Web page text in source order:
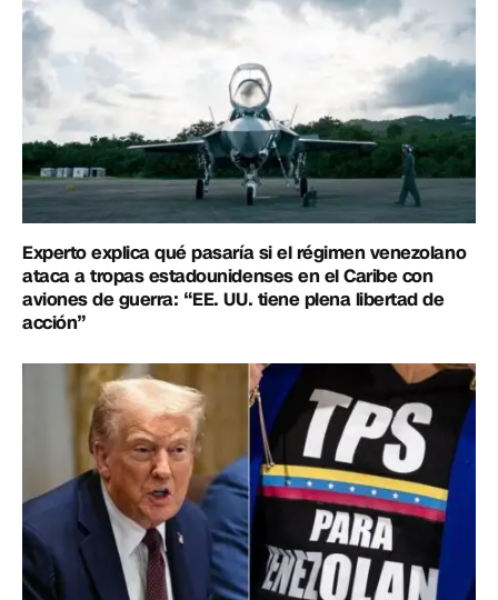
Experto explica qué pasaría si el régimen venezolano
ataca a tropas estadounidenses en el Caribe con
aviones de guerra: “EE. UU. tiene plena libertad de
acción”